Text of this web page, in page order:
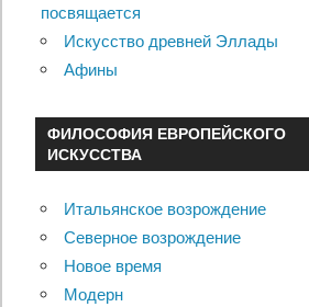
посвящается
Искусство древней Эллады
Афины
ФИЛОСОФИЯ ЕВРОПЕЙСКОГО
ИСКУССТВА
Итальянское возрождение
Северное возрождение
Новое время
Модерн